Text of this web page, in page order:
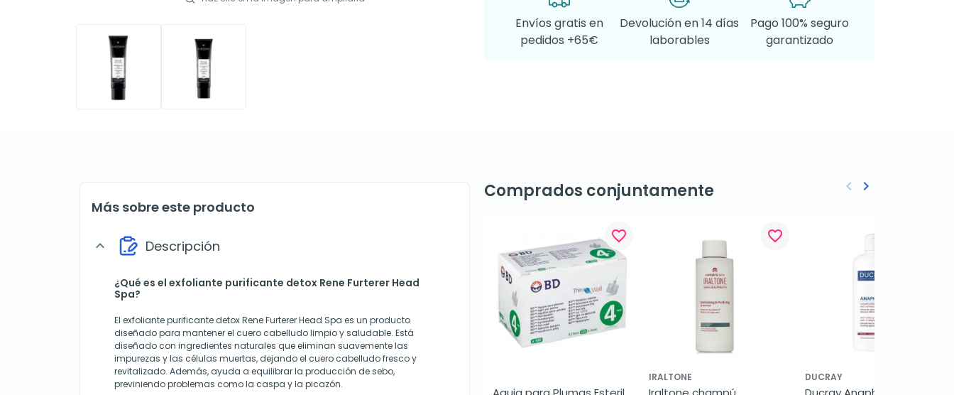
Envíos gratis en
pedidos +65€
Devolución en 14 días
laborables
Pago 100% seguro
garantizado
Más sobre este producto
expand_more Descripción
¿Qué es el exfoliante purificante detox Rene Furterer Head
Spa?
El exfoliante purificante detox Rene Furterer Head Spa es un producto
diseñado para mantener el cuero cabelludo limpio y saludable. Está
diseñado con ingredientes naturales que eliminan suavemente las
impurezas y las células muertas, dejando el cuero cabelludo fresco y
revitalizado. Además, ayuda a equilibrar la producción de sebo,
previniendo problemas como la caspa y la picazón.
Comprados conjuntamente
favorite_border favorite_border
IRALTONE DUCRAY
Anterior
keyboard_arrow_left Siguiente
keyboard_arrow_right